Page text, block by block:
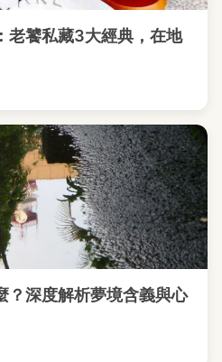
老饕私藏3大經典，在地
？深度解析夢境含義與心